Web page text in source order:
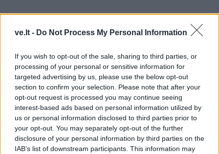
ve.lt - Do Not Process My Personal Information
If you wish to opt-out of the sale, sharing to third parties, or
processing of your personal or sensitive information for
targeted advertising by us, please use the below opt-out
section to confirm your selection. Please note that after your
opt-out request is processed you may continue seeing
interest-based ads based on personal information utilized by
us or personal information disclosed to third parties prior to
your opt-out. You may separately opt-out of the further
disclosure of your personal information by third parties on the
IAB’s list of downstream participants. This information may
TAIP PAT SKAITYKITE